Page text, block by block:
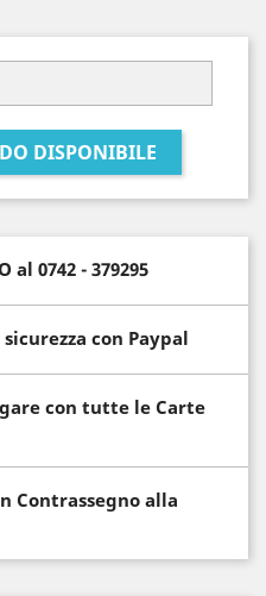
DISPONIBILE
al 0742 - 379295
con Paypal
con tutte le Carte
Contrassegno alla